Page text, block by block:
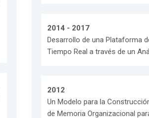
2014 - 2017
Desarrollo de una Plataforma
Tiempo Real a través de un
2012
Un Modelo para la
de Memoria Organizacional